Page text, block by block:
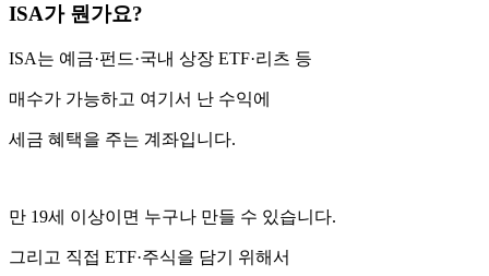
ISA가 뭔가요?
ISA는 예금·펀드·국내 상장 ETF·리츠 등
매수가 가능하고 여기서 난 수익에
세금 혜택을 주는 계좌입니다.
만 19세 이상이면 누구나 만들 수 있습니다.
그리고 직접 ETF·주식을 담기 위해서